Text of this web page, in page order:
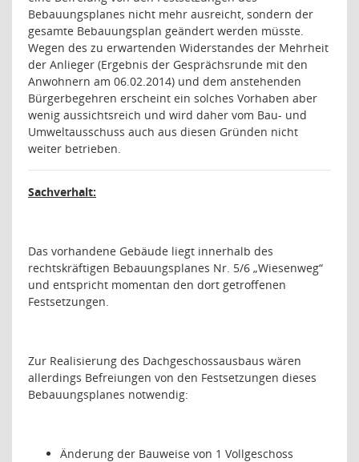
Bebauungsplanes nicht mehr ausreicht, sondern der
gesamte Bebauungsplan geändert werden müsste.
Wegen des zu erwartenden Widerstandes der Mehrheit
der Anlieger (Ergebnis der Gesprächsrunde mit den
Anwohnern am 06.02.2014) und dem anstehenden
Bürgerbegehren erscheint ein solches Vorhaben aber
wenig aussichtsreich und wird daher vom Bau- und
Umweltausschuss auch aus diesen Gründen nicht
weiter betrieben.
Sachverhalt:
Das vorhandene Gebäude liegt innerhalb des
rechtskräftigen Bebauungsplanes Nr. 5/6 „Wiesenweg“
und entspricht momentan den dort getroffenen
Festsetzungen.
Zur Realisierung des Dachgeschossausbaus wären
allerdings Befreiungen von den Festsetzungen dieses
Bebauungsplanes notwendig:
Änderung der Bauweise von 1 Vollgeschoss